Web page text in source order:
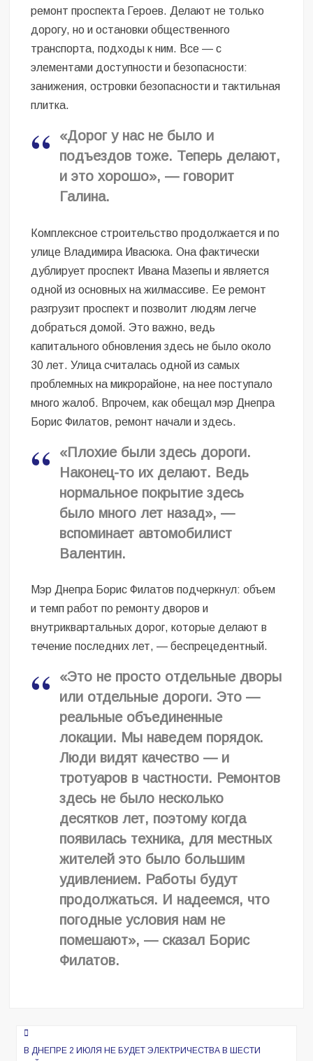
ремонт проспекта Героев. Делают не только
дорогу, но и остановки общественного
транспорта, подходы к ним. Все — с
элементами доступности и безопасности:
занижения, островки безопасности и тактильная
плитка.
«Дорог у нас не было и
подъездов тоже. Теперь делают,
и это хорошо», — говорит
Галина.
Комплексное строительство продолжается и по
улице Владимира Ивасюка. Она фактически
дублирует проспект Ивана Мазепы и является
одной из основных на жилмассиве. Ее ремонт
разгрузит проспект и позволит людям легче
добраться домой. Это важно, ведь
капитального обновления здесь не было около
30 лет. Улица считалась одной из самых
проблемных на микрорайоне, на нее поступало
много жалоб. Впрочем, как обещал мэр Днепра
Борис Филатов, ремонт начали и здесь.
«Плохие были здесь дороги.
Наконец-то их делают. Ведь
нормальное покрытие здесь
было много лет назад», —
вспоминает автомобилист
Валентин.
Мэр Днепра Борис Филатов подчеркнул: объем
и темп работ по ремонту дворов и
внутриквартальных дорог, которые делают в
течение последних лет, — беспрецедентный.
«Это не просто отдельные дворы
или отдельные дороги. Это —
реальные объединенные
локации. Мы наведем порядок.
Люди видят качество — и
тротуаров в частности. Ремонтов
здесь не было несколько
десятков лет, поэтому когда
появилась техника, для местных
жителей это было большим
удивлением. Работы будут
продолжаться. И надеемся, что
погодные условия нам не
помешают», — сказал Борис
Филатов.
Навигация
В ДНЕПРЕ 2 ИЮЛЯ НЕ БУДЕТ ЭЛЕКТРИЧЕСТВА В ШЕСТИ